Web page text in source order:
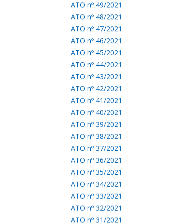
ATO nº 49/2021
ATO nº 48/2021
ATO nº 47/2021
ATO nº 46/2021
ATO nº 45/2021
ATO nº 44/2021
ATO nº 43/2021
ATO nº 42/2021
ATO nº 41/2021
ATO nº 40/2021
ATO nº 39/2021
ATO nº 38/2021
ATO nº 37/2021
ATO nº 36/2021
ATO nº 35/2021
ATO nº 34/2021
ATO nº 33/2021
ATO nº 32/2021
ATO nº 31/2021